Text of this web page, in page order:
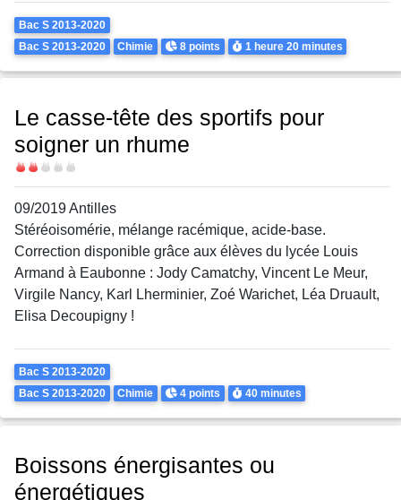
Theme
Bac S 2013-2020
Bac S 2013-2020
Chimie Points
8 points Durée
1 heure 20 minutes
Le casse-tête des sportifs pour
soigner un rhume
Difficulté
09/2019 Antilles
Stéréoisomérie, mélange racémique, acide-base.
Correction disponible grâce aux élèves du lycée Louis
Armand à Eaubonne : Jody Camatchy, Vincent Le Meur,
Virgile Nancy, Karl Lherminier, Zoé Warichet, Léa Druault,
Elisa Decoupigny !
Theme
Bac S 2013-2020
Bac S 2013-2020
Chimie Points
4 points Durée
40 minutes
Boissons énergisantes ou
énergétiques